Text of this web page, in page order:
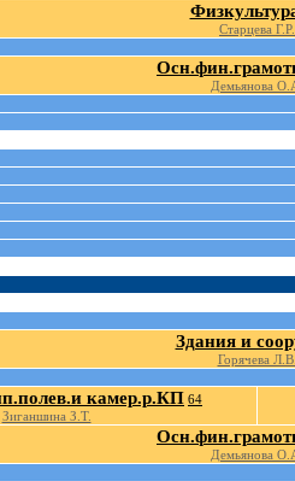
Старцева Г.Р.
Демьянова
Здания и
Горячева
камер.р.КП 64
Зиганшина З.Т.
Демьянова